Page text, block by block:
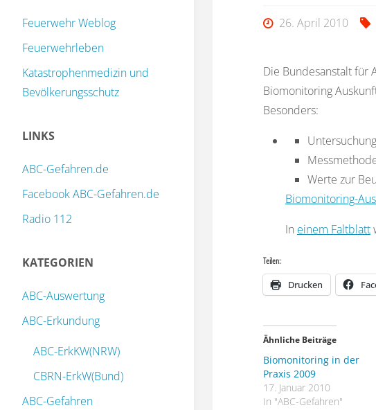
26. April 2010
Die Bundesanstalt für
Biomonitoring
Besonders:
Werte zur
Biomonitoring-
In einem Faltblatt
Teilen:
Drucken
Ähnliche Beiträge
Biomonitoring in der
Praxis 2009
17. Januar 2010
In "ABC-Gefahren"
Feuerwehr Weblog
Feuerwehrleben
Katastrophenmedizin und
Bevölkerungsschutz
LINKS
ABC-Gefahren.de
Facebook ABC-Gefahren.de
Radio 112
KATEGORIEN
ABC-Auswertung
ABC-Erkundung
ABC-ErkKW(NRW)
CBRN-ErkW(Bund)
ABC-Gefahren